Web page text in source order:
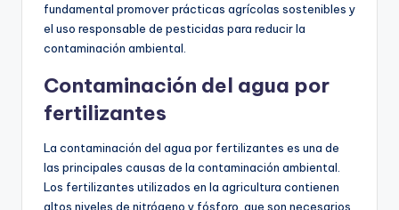
fundamental promover prácticas agrícolas sostenibles y
el uso responsable de pesticidas para reducir la
contaminación ambiental.
Contaminación del agua por
fertilizantes
La contaminación del agua por fertilizantes es una de
las principales causas de la contaminación ambiental.
Los fertilizantes utilizados en la agricultura contienen
altos niveles de nitrógeno y fósforo, que son necesarios